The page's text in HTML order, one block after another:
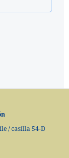
/ casilla 54-D